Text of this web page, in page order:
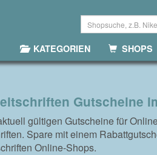
KATEGORIEN SHOPS
Gutscheine
gültigen Gutscheine für
Spare mit einem
Online-Shops.